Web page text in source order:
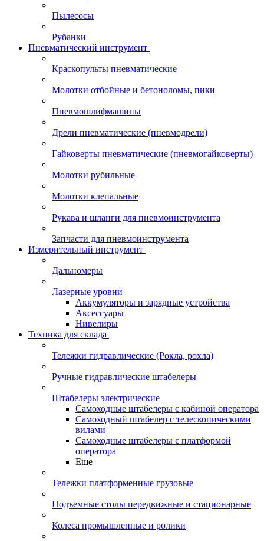
Пылесосы
Рубанки
Пневматический инструмент
Краскопульты пневматические
Молотки отбойные и бетоноломы, пики
Пневмошлифмашины
Дрели пневматические (пневмодрели)
Гайковерты пневматические (пневмогайковерты)
Молотки рубильные
Молотки клепальные
Рукава и шланги для пневмоинструмента
Запчасти для пневмоинструмента
Измерительный инструмент
Дальномеры
Лазерные уровни
Аккумуляторы и зарядные устройства
Аксессуары
Нивелиры
Техника для склада
Тележки гидравлические (Рокла, рохла)
Ручные гидравлические штабелеры
Штабелеры электрические
Самоходные штабелеры с кабиной оператора
Самоходный штабелер с телескопическими
вилами
Самоходные штабелеры с платформой
оператора
Еще
Тележки платформенные грузовые
Подъемные столы передвижные и стационарные
Колеса промышленные и ролики